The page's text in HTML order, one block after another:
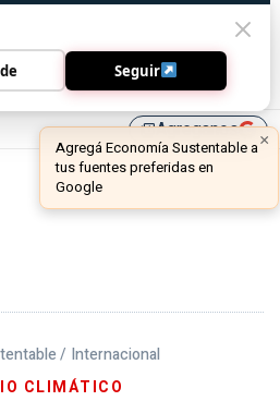
library_addAgreganos
/ Internacional
CLIMÁTICO
Seguir